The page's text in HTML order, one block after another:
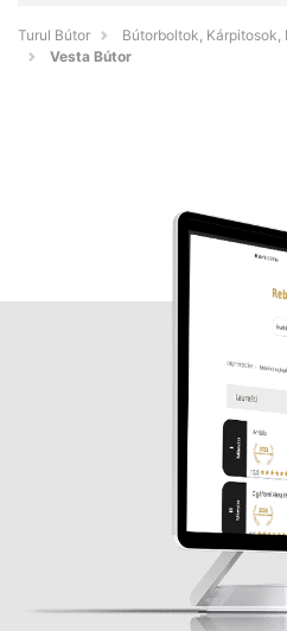
Turul Bútor
Bútorboltok,
Vesta Bútor